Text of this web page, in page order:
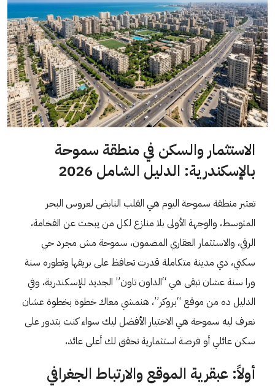
الاستثمار والسكن في منطقة سموحة
بالإسكندرية: الدليل الشامل 2026
تعتبر منطقة سموحة اليوم هي القلب النابض لعروس البحر
المتوسط، والوجهة الأولى بلا منازع لكل من يبحث عن الفخامة،
الرقي، والاستثمار العقاري المضمون، سموحة مش مجرد حي
سكني، دي مدينة متكاملة قدرت تحافظ على بريقها وتطوره سنة
ورا سنة عشان تبقى هي “الداون تاون” الجديد للإسكندرية، وفي
الدليل ده من موقع “بروكر”، هنمشي معاك خطوة بخطوة عشان
نعرف ليه سموحة هي الاختيار الأفضل ليك سواء كنت بتدور على
سكن عائلي أو فرصة استثمارية تحقق لك أعلى عائد،
أولاً: عبقرية الموقع والارتباط الجغرافي